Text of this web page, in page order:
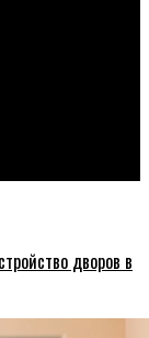
дворов в